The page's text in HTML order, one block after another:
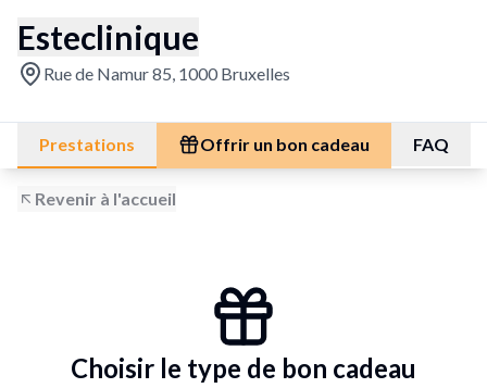
Esteclinique
Rue de Namur 85, 1000 Bruxelles
Prestations Offrir un bon cadeau FAQ
Revenir à l'accueil
Choisir le type de bon cadeau